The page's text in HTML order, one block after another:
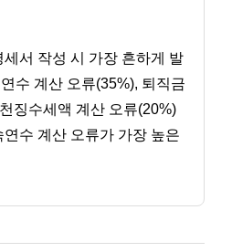
서 작성 시 가장 흔하게 발
수 계산 오류(35%), 퇴직금
징수세액 계산 오류(20%)
수 계산 오류가 가장 높은